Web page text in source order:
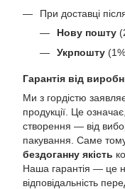
При доставці
Нову пошту
Укрпошту
Гарантія від
Ми з гордістю
продукції. Це
створення — від
пакування. Саме
бездоганну якість
Наша гарантія — це
відповідальність